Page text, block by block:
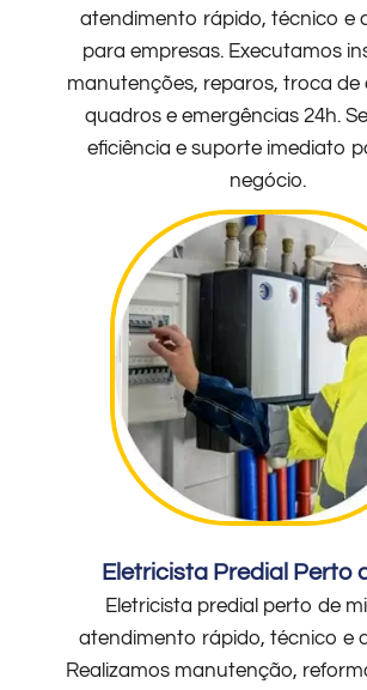
atendimento rápido, técnico e
para empresas. Executamos
manutenções, reparos, troca de
quadros e emergências 24h.
eficiência e suporte imediato
negócio.
Eletricista Predial Perto
Eletricista predial perto de
atendimento rápido, técnico e
Realizamos manutenção,